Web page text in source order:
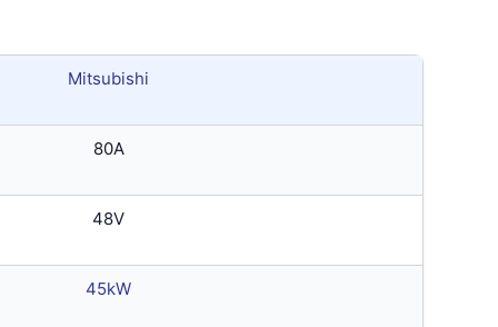
Mitsubishi
80A
48V
45kW